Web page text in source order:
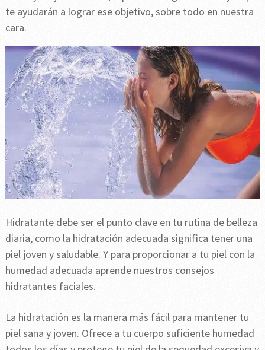
te ayudarán a lograr ese objetivo, sobre todo en nuestra
cara.
Hidratante debe ser el punto clave en tu rutina de belleza
diaria, como la hidratación adecuada significa tener una
piel joven y saludable. Y para proporcionar a tu piel con la
humedad adecuada aprende nuestros consejos
hidratantes faciales.
La hidratación es la manera más fácil para mantener tu
piel sana y joven. Ofrece a tu cuerpo suficiente humedad